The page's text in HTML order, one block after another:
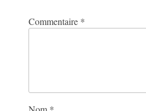
Commentaire *